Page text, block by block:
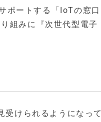
ポートする「IoTの窓口
組みに『次世代型電子
受けられるようになって